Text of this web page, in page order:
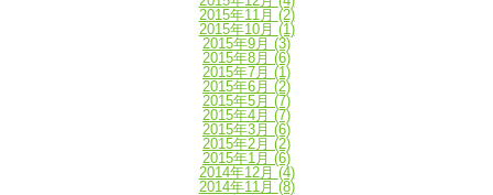
2015年11月 (2)
2015年10月 (1)
2015年9月 (3)
2015年8月 (6)
2015年7月 (1)
2015年6月 (2)
2015年5月 (7)
2015年4月 (7)
2015年3月 (6)
2015年2月 (2)
2015年1月 (6)
2014年12月 (4)
2014年11月 (8)